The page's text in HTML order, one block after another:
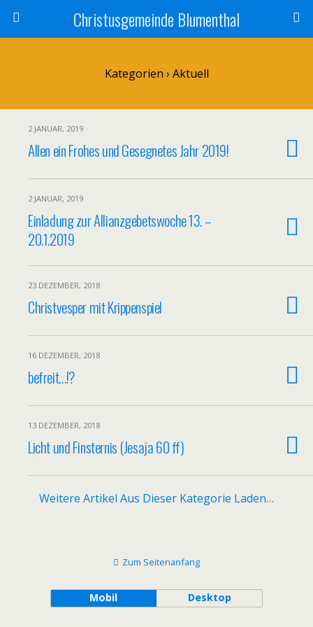
Christusgemeinde Blumenthal
Kategorien › Aktuell
2 JANUAR, 2019
Allen ein Frohes und Gesegnetes Jahr 2019!
2 JANUAR, 2019
Einladung zur Allianzgebetswoche 13. –
20.1.2019
23 DEZEMBER, 2018
Christvesper mit Krippenspiel
16 DEZEMBER, 2018
befreit…!?
13 DEZEMBER, 2018
Licht und Finsternis (Jesaja 60 ff)
Weitere Artikel Aus Dieser Kategorie Laden…
Zum Seitenanfang
Mobil Desktop